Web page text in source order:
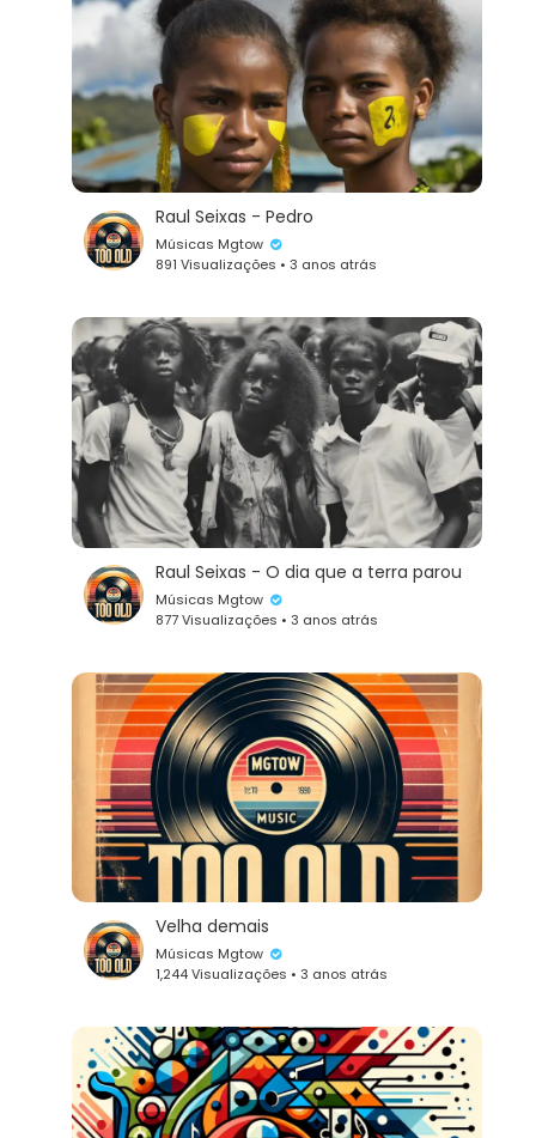
Raul Seixas - Pedro
Músicas Mgtow
891 Visualizações • 3 anos atrás
Raul Seixas - O dia que a terra parou
Músicas Mgtow
877 Visualizações • 3 anos atrás
Velha demais
Músicas Mgtow
1,244 Visualizações • 3 anos atrás